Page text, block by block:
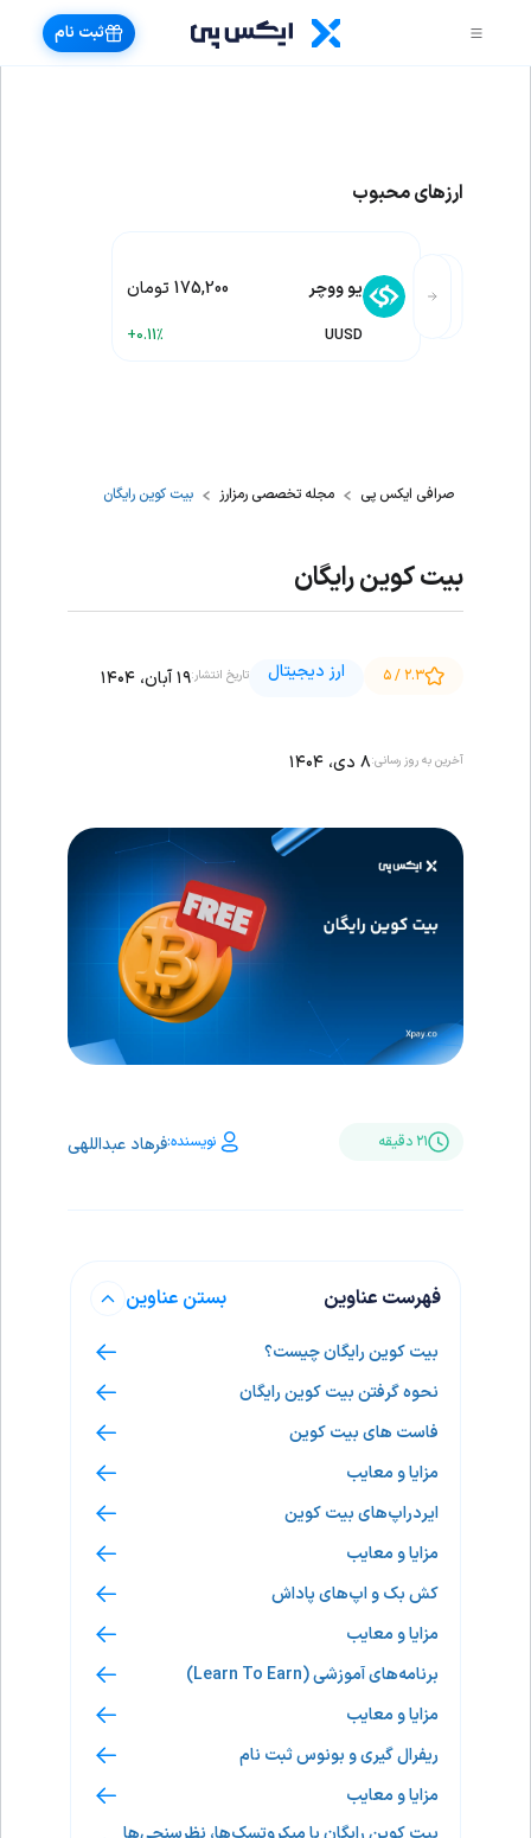
ثبت نام
ارزهای محبوب
یو ووچر
UUSD
175,200 تومان
+0.11%
صرافی ایکس پی مجله تخصصی رمزارز بیت کوین رایگان
بیت کوین رایگان
۲.۳ / ۵ ارز دیجیتال تاریخ انتشار:۱۹ آبان، ۱۴۰۴
آخرین به روز رسانی:۸ دی، ۱۴۰۴
۲۱ دقیقه نویسنده:فرهاد عبداللهی
فهرست عناوین بستن عناوین
بیت کوین رایگان چیست؟
نحوه گرفتن بیت کوین رایگان
فاست های بیت کوین
مزایا و معایب
ایردراپ‌های بیت کوین
مزایا و معایب
کش بک و اپ‌های پاداش
مزایا و معایب
برنامه‌های آموزشی (Learn To Earn)
مزایا و معایب
ریفرال گیری و بونوس ثبت نام
مزایا و معایب